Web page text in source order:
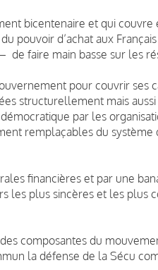
bicentenaire et qui
pouvoir d’achat aux
faire main basse sur les
pour couvrir ses
structurellement mais
par les
remplaçables du système
financières et par une
les plus sincères et les plus
composantes du
la défense de la Sécu